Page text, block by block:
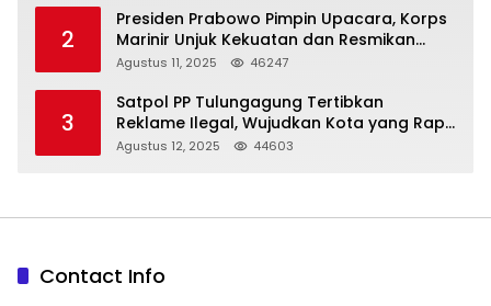
2
Presiden Prabowo Pimpin Upacara, Korps
Marinir Unjuk Kekuatan dan Resmikan
Struktur Baru
Agustus 11, 2025 46247
3
Satpol PP Tulungagung Tertibkan
Reklame Ilegal, Wujudkan Kota yang Rapi
dan Indah
Agustus 12, 2025 44603
Contact Info